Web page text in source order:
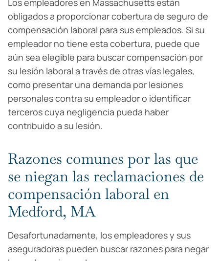
Los empleadores en Massachusetts están
obligados a proporcionar cobertura de seguro de
compensación laboral para sus empleados. Si su
empleador no tiene esta cobertura, puede que
aún sea elegible para buscar compensación por
su lesión laboral a través de otras vías legales,
como presentar una demanda por lesiones
personales contra su empleador o identificar
terceros cuya negligencia pueda haber
contribuido a su lesión.
Razones comunes por las que
se niegan las reclamaciones de
compensación laboral en
Medford, MA
Desafortunadamente, los empleadores y sus
aseguradoras pueden buscar razones para negar